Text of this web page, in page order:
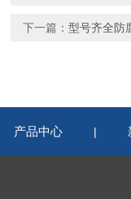
下一篇： 型号齐全防
产品中心 |